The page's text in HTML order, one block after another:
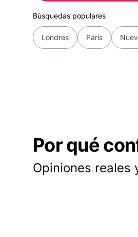
Búsquedas populares
Londres París
Por qué
Opiniones reales